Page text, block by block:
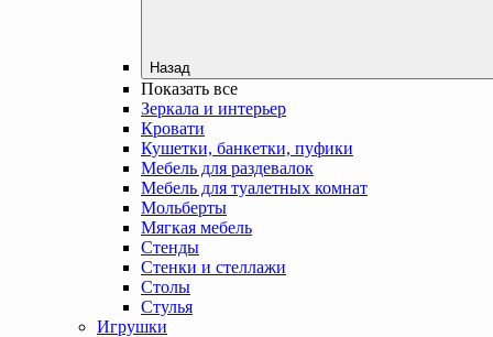
Назад
Показать все
Зеркала и интерьер
Кровати
Кушетки, банкетки, пуфики
Мебель для раздевалок
Мебель для туалетных комнат
Мольберты
Мягкая мебель
Стенды
Стенки и стеллажи
Столы
Стулья
Игрушки